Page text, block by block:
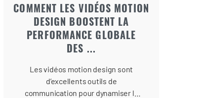
COMMENT LES VIDÉOS MOTION
DESIGN BOOSTENT LA
PERFORMANCE GLOBALE
DES ...
Les vidéos motion design sont
d’excellents outils de
communication pour dynamiser la